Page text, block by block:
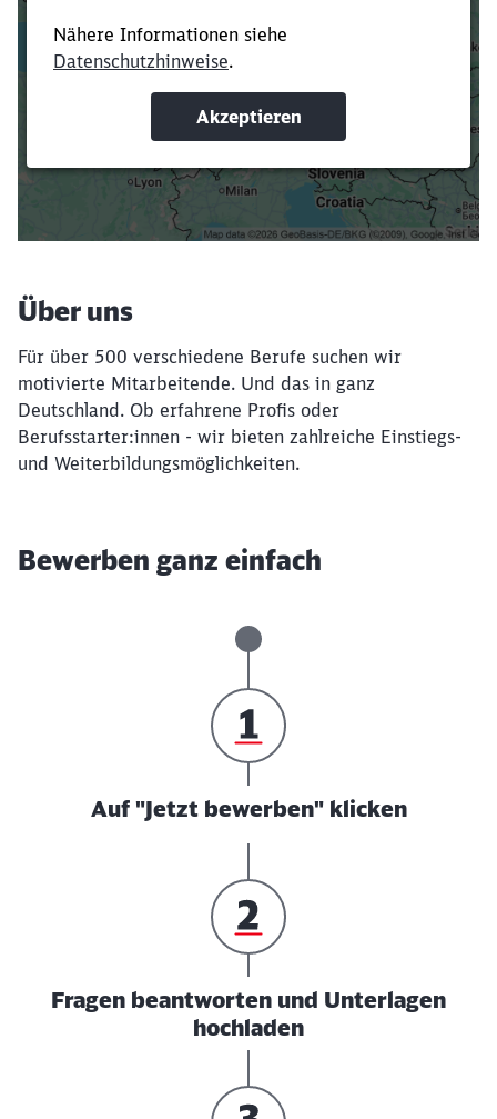
Verkürze die Ladezeit, indem du Suchbegriffe
oder Filter hinzufügst.
Suchbegriffe eingeben
Filter setzen
Über uns
Für über 500 verschiedene Berufe suchen wir
motivierte Mitarbeitende. Und das in ganz
Deutschland. Ob erfahrene Profis oder
Berufsstarter:innen - wir bieten zahlreiche Einstiegs-
und Weiterbildungsmöglichkeiten.
Bewerben ganz einfach
Auf "Jetzt bewerben" klicken
Fragen beantworten und Unterlagen
hochladen